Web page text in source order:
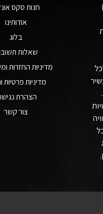
חנות סקס
אודותינו
בלוג
שאלות
מדיניות החזרות
מדיניות פרטיות
הצהרת
צור קשר